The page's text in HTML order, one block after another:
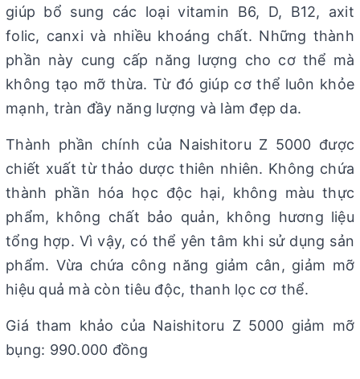
giúp bổ sung các loại vitamin B6, D, B12, axit
folic, canxi và nhiều khoáng chất. Những thành
phần này cung cấp năng lượng cho cơ thể mà
không tạo mỡ thừa. Từ đó giúp cơ thể luôn khỏe
mạnh, tràn đầy năng lượng và làm đẹp da.
Thành phần chính của Naishitoru Z 5000 được
chiết xuất từ thảo dược thiên nhiên. Không chứa
thành phần hóa học độc hại, không màu thực
phẩm, không chất bảo quản, không hương liệu
tổng hợp. Vì vậy, có thể yên tâm khi sử dụng sản
phẩm. Vừa chứa công năng giảm cân, giảm mỡ
hiệu quả mà còn tiêu độc, thanh lọc cơ thể.
Giá tham khảo của Naishitoru Z 5000 giảm mỡ
bụng: 990.000 đồng